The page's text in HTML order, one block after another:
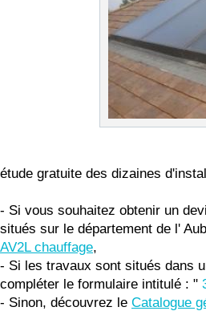
étude gratuite des dizaines
- Si vous souhaitez obtenir un
situés sur le département de l'
AV2L chauffage,
- Si les travaux sont situés dans
compléter le formulaire intitulé : "
- Sinon, découvrez le Catalogue